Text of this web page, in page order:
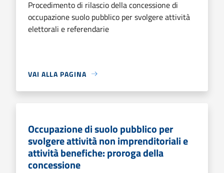
Procedimento di rilascio della concessione di
occupazione suolo pubblico per svolgere attività
elettorali e referendarie
VAI ALLA PAGINA
Occupazione di suolo pubblico per
svolgere attività non imprenditoriali e
attività benefiche: proroga della
concessione